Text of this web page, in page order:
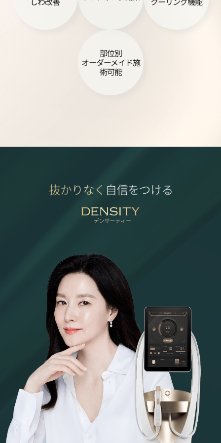
部位別
オーダーメイド施
術可能